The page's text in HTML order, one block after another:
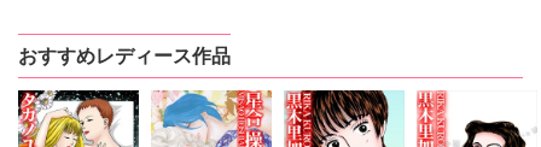
おすすめレディース作品